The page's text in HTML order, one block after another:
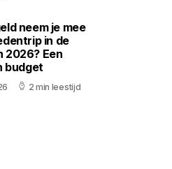
neem je mee
in de
2026? Een
budget
2 min leestijd